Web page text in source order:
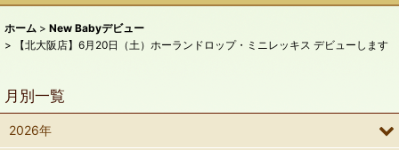
ホーム > New Babyデビュー
>
【北大阪店】6月20日（土）ホーランドロップ・ミニレッキス デビューします
月別一覧
2026年